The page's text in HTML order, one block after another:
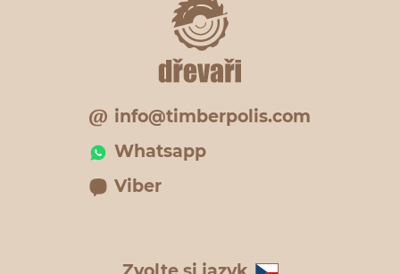
info@timberpolis.com
Whatsapp
Viber